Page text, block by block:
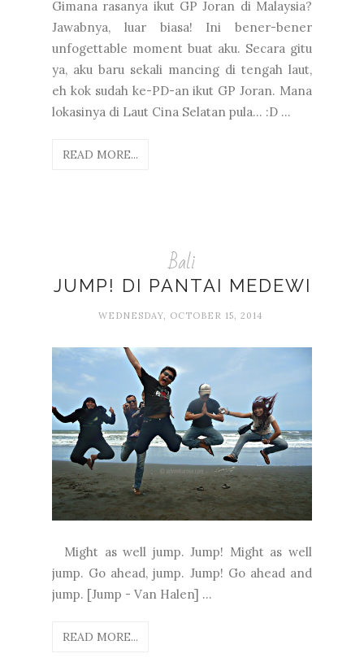
Gimana rasanya ikut GP Joran di Malaysia?
Jawabnya, luar biasa! Ini bener-bener
unfogettable moment buat aku. Secara gitu
ya, aku baru sekali mancing di tengah laut,
eh kok sudah ke-PD-an ikut GP Joran. Mana
lokasinya di Laut Cina Selatan pula... :D ...
READ MORE...
Bali
JUMP! DI PANTAI MEDEWI
WEDNESDAY, OCTOBER 15, 2014
Might as well jump. Jump! Might as well
jump. Go ahead, jump. Jump! Go ahead and
jump. [Jump - Van Halen] ...
READ MORE...